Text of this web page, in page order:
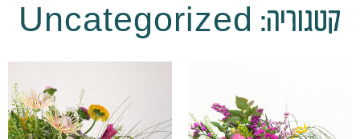
קטגוריה: Uncategorized